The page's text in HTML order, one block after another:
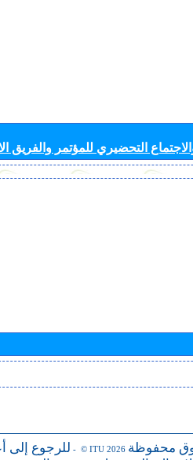
التحضيري للمؤتمر والفريق
للرجوع إلى - © ITU 2026 محفوظة